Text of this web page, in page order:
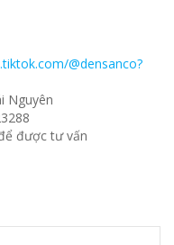
@densanco?
Nguyên
được tư vấn